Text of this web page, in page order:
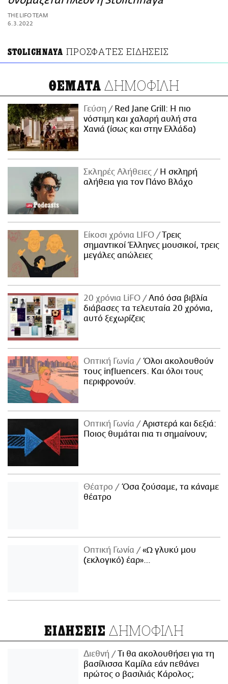
ΑΜΠΑ
PRINT
THE LIFO TEAM
6.3.2022
STOLICHNAYA ΠΡΟΣΦΑΤΕΣ ΕΙΔΗΣΕΙΣ
ΘΕΜΑΤΑ ΔΗΜΟΦΙΛΗ
Γεύση
Red Jane Grill: Η πιο
νόστιμη και χαλαρή αυλή στα
Χανιά (ίσως και στην Ελλάδα)
Σκληρές Αλήθειες
H σκληρή
αλήθεια για τον Πάνο Βλάχο
Είκοσι χρόνια LIFO
Tρεις
σημαντικοί Έλληνες μουσικοί, τρεις
μεγάλες απώλειες
20 χρόνια LiFO
Από όσα βιβλία
διάβασες τα τελευταία 20 χρόνια,
αυτό ξεχωρίζεις
Οπτική Γωνία
Όλοι ακολουθούν
τους influencers. Και όλοι τους
περιφρονούν.
Οπτική Γωνία
Αριστερά και δεξιά:
Ποιος θυμάται πια τι σημαίνουν;
Θέατρο
Όσα ζούσαμε, τα κάναμε
θέατρο
Οπτική Γωνία
«Ω γλυκύ μου
(εκλογικό) έαρ»…
ΕΙΔΗΣΕΙΣ ΔΗΜΟΦΙΛΗ
Διεθνή
Τι θα ακολουθήσει για τη
βασίλισσα Καμίλα εάν πεθάνει
πρώτος ο βασιλιάς Κάρολος;